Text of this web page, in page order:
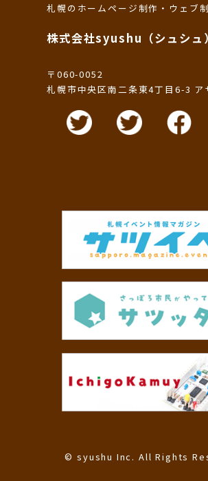
札幌のホームページ制作・ウェブ
株式会社syushu（シュシュ）
〒060-0052
札幌市中央区南二条東4丁目6-3 ア
© syushu Inc. All Rights